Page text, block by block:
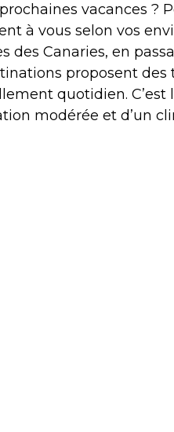
vacances ?
à vous selon vos
des Canaries, en
proposent
quotidien.
modérée et d’un